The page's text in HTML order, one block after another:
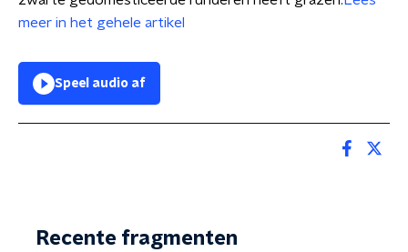
meer in het gehele artikel
Speel audio af
Recente fragmenten